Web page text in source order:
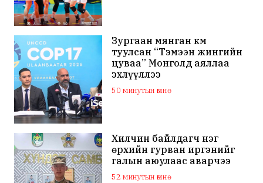
Зургаан мянган км
туулсан “Тэмээн жингийн
цуваа” Монголд аяллаа
эхлүүллээ
50 минутын өмнө
Хилчин байлдагч нэг
өрхийн гурван иргэнийг
галын аюулаас аварчээ
52 минутын өмнө